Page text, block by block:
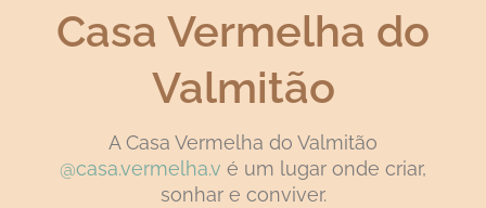
Casa Vermelha do
Valmitão
A Casa Vermelha do Valmitão
@casa.vermelha.v é um lugar onde criar,
sonhar e conviver.